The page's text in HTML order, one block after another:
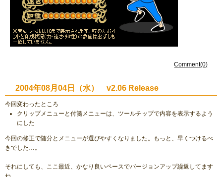
Comment(0)
2004年08月04日（水） v2.06 Release
今回変わったところ
クリップメニューと付箋メニューは、ツールチップで内容を表示するよう
にした
今回の修正で随分とメニューが選びやすくなりました。もっと、早くつけるべ
きでした…。
それにしても、ここ最近、かなり良いペースでバージョンアップ繰返してます